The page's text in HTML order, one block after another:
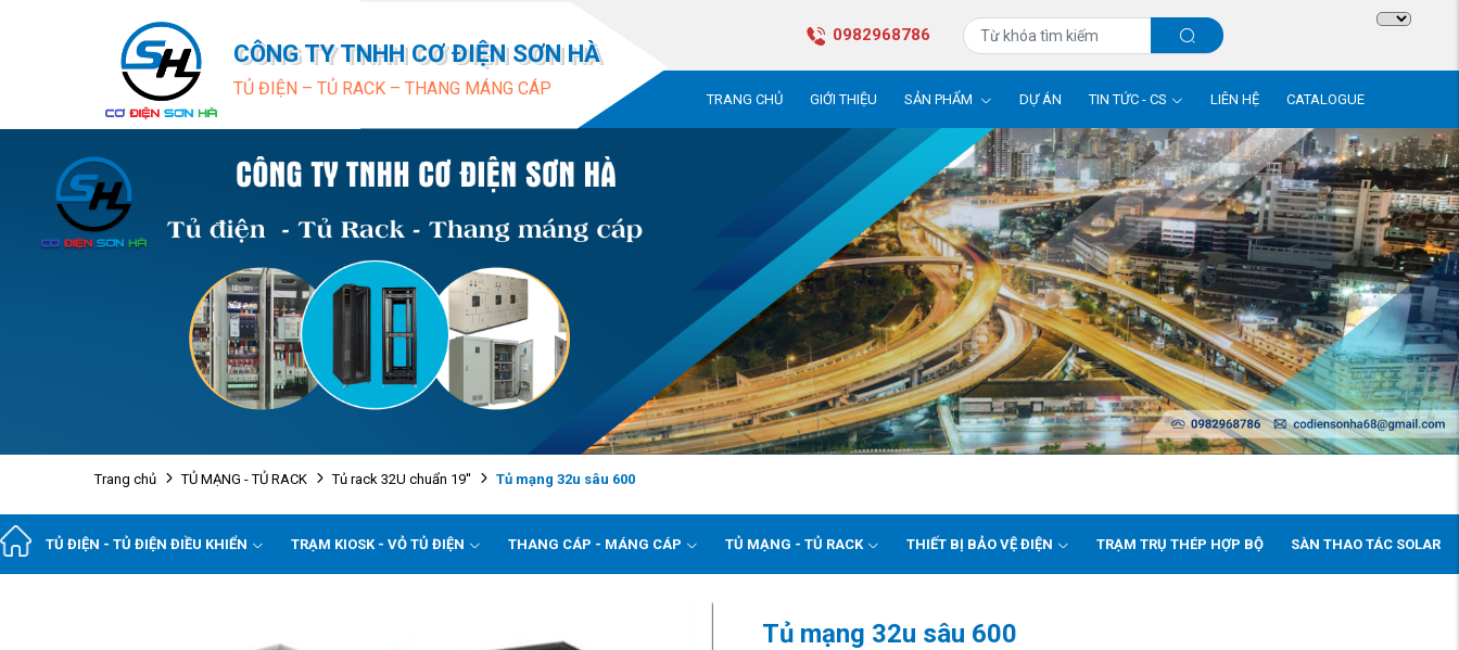
CÔNG TY TNHH CƠ ĐIỆN SƠN HÀ
TỦ ĐIỆN – TỦ RACK – THANG MÁNG CÁP
0982968786
TRANG CHỦ GIỚI THIỆU SẢN PHẨM DỰ ÁN TIN TỨC - CS LIÊN HỆ CATALOGUE
Trang chủ TỦ MẠNG - TỦ RACK Tủ rack 32U chuẩn 19'' Tủ mạng 32u sâu 600
TỦ ĐIỆN - TỦ ĐIỆN ĐIỀU KHIỂN TRẠM KIOSK - VỎ TỦ ĐIỆN THANG CÁP - MÁNG CÁP TỦ MẠNG - TỦ RACK THIẾT BỊ BẢO VỆ ĐIỆN TRẠM TRỤ THÉP HỢP BỘ SÀN THAO TÁC SOLAR
Tủ mạng 32u sâu 600